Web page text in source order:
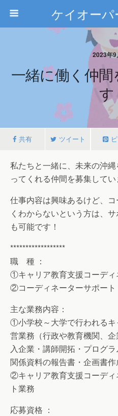
ケイオー
2023年9
一緒に働く仲
す
共有 ツイート
私たちと一緒に、未来の沖
ってくれる仲間を募集して
仕事内容は興味あるけど、
くわからないという方は、
も可能です！
******************
職 種 ：
①キャリア教育支援コーディ
②コーディネーターサポート
主な業務内容：
①小学校～大学で行われる
営業務（行政や教育機関、
入企業・講師開拓・プログラ
関係資料の報告書・企画書作
②キャリア教育支援コーデ
ト業務
応募資格 ：